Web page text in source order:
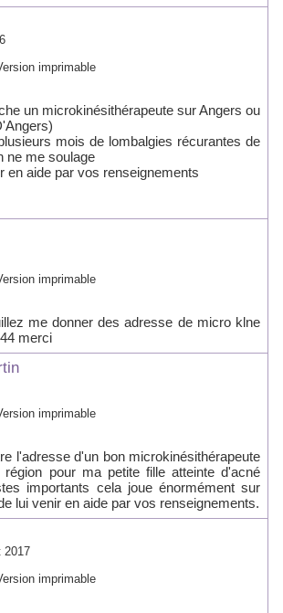
imprimable
un microkinésithérapeute sur Angers ou
mois de lombalgies récurantes de
ne me soulage
en aide par vos renseignements
imprimable
me donner des adresse de micro klne
merci
imprimable
l'adresse d'un bon microkinésithérapeute
pour ma petite fille atteinte d'acné
importants cela joue énormément sur
lui venir en aide par vos renseignements.
2017
imprimable